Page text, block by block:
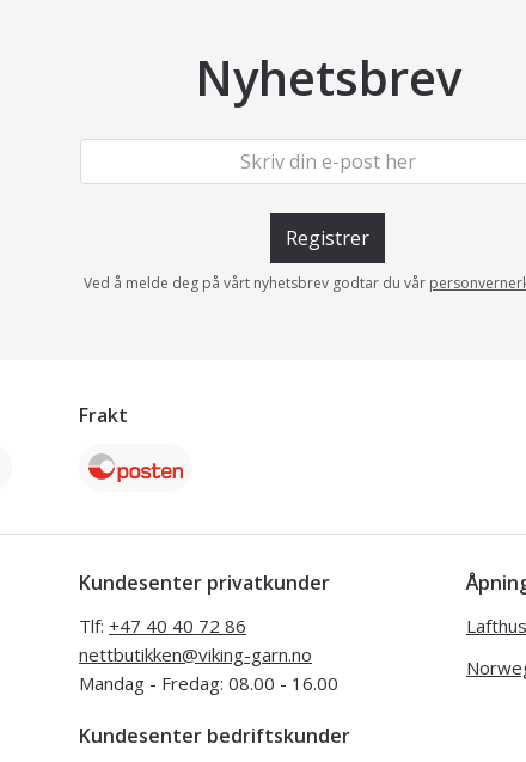
Nyhetsbrev
Registrer
Ved å melde deg på vårt nyhetsbrev godtar du vår
Frakt
Kundesenter privatkunder
Tlf: +47 40 40 72 86
nettbutikken@viking-garn.no
Mandag - Fredag: 08.00 - 16.00
Kundesenter bedriftskunder